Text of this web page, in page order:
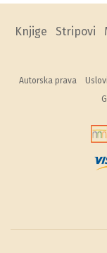
Knjige Stripovi
Autorska prava